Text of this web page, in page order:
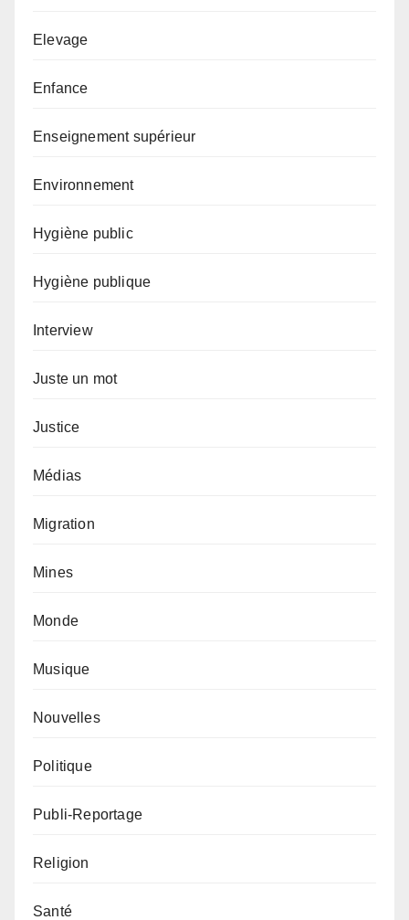
Elevage
Enfance
Enseignement supérieur
Environnement
Hygiène public
Hygiène publique
Interview
Juste un mot
Justice
Médias
Migration
Mines
Monde
Musique
Nouvelles
Politique
Publi-Reportage
Religion
Santé